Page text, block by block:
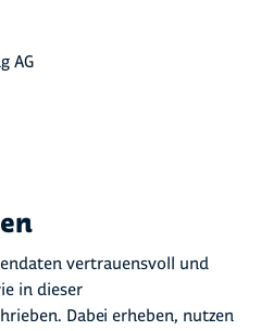
AG
vertrauensvoll und
in dieser
Dabei erheben, nutzen